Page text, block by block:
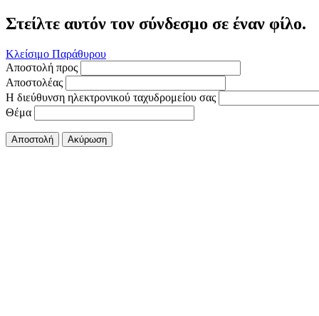
Στείλτε αυτόν τον σύνδεσμο σε έναν φίλο.
Κλείσιμο Παράθυρου
Αποστολή προς
Αποστολέας
Η διεύθυνση ηλεκτρονικού ταχυδρομείου σας
Θέμα
Αποστολή Ακύρωση